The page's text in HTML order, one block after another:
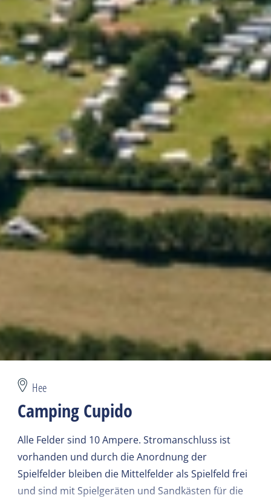
Hee
Camping Cupido
Alle Felder sind 10 Ampere. Stromanschluss ist
vorhanden und durch die Anordnung der
Spielfelder bleiben die Mittelfelder als Spielfeld frei
und sind mit Spielgeräten und Sandkästen für die